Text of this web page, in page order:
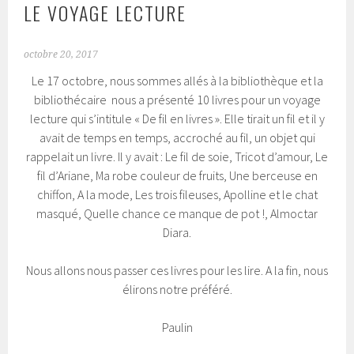
LE VOYAGE LECTURE
octobre 20, 2017
Le 17 octobre, nous sommes allés à la bibliothèque et la
bibliothécaire nous a présenté 10 livres pour un voyage
lecture qui s’intitule « De fil en livres ». Elle tirait un fil et il y
avait de temps en temps, accroché au fil, un objet qui
rappelait un livre. Il y avait : Le fil de soie, Tricot d’amour, Le
fil d’Ariane, Ma robe couleur de fruits, Une berceuse en
chiffon, A la mode, Les trois fileuses, Apolline et le chat
masqué, Quelle chance ce manque de pot !, Almoctar
Diara.
Nous allons nous passer ces livres pour les lire. A la fin, nous
élirons notre préféré.
Paulin